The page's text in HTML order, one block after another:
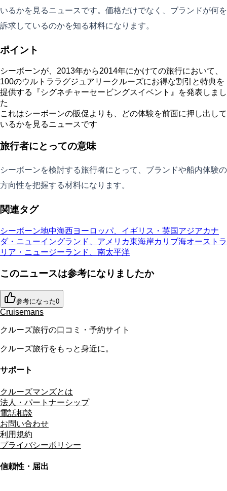
いるかを見るニュースです。価格だけでなく、ブランドが何を
訴求しているのかを知る材料になります。
ポイント
シーボーンが、2013年から2014年にかけての旅行において、
100のウルトララグジュアリークルーズにお得な割引と特典を
提供する『シグネチャーセービングスイベント』を発表しまし
た
これはシーボーンの販促よりも、どの体験を前面に押し出して
いるかを見るニュースです
旅行者にとっての意味
シーボーンを検討する旅行者にとって、ブランドや船内体験の
方向性を把握する材料になります。
関連タグ
シーボーン地中海西ヨーロッパ、イギリス・英国アジアカナ
ダ・ニューイングランド、アメリカ東海岸カリブ海オーストラ
リア・ニュージーランド、南太平洋
このニュースは参考になりましたか
参考になった0
Cruisemans
クルーズ旅行の口コミ・予約サイト
クルーズ旅行をもっと身近に。
サポート
クルーズマンズとは
法人・パートナーシップ
電話相談
お問い合わせ
利用規約
プライバシーポリシー
信頼性・届出